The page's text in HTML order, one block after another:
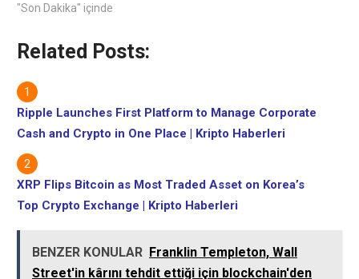
"Son Dakika" içinde
Related Posts:
Ripple Launches First Platform to Manage Corporate
Cash and Crypto in One Place | Kripto Haberleri
XRP Flips Bitcoin as Most Traded Asset on Korea’s
Top Crypto Exchange | Kripto Haberleri
BENZER KONULAR Franklin Templeton, Wall
Street'in kârını tehdit ettiği için blockchain'den